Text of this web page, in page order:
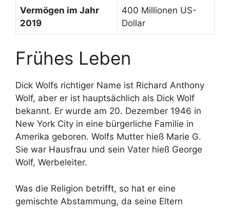
Vermögen im Jahr
2019
400 Millionen US-
Dollar
Frühes Leben
Dick Wolfs richtiger Name ist Richard Anthony
Wolf, aber er ist hauptsächlich als Dick Wolf
bekannt. Er wurde am 20. Dezember 1946 in
New York City in eine bürgerliche Familie in
Amerika geboren. Wolfs Mutter hieß Marie G.
Sie war Hausfrau und sein Vater hieß George
Wolf, Werbeleiter.
Was die Religion betrifft, so hat er eine
gemischte Abstammung, da seine Eltern